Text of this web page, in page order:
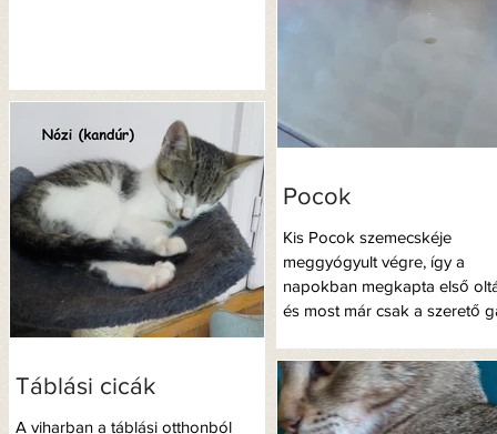
Pocok
Kis Pocok szemecskéje
meggyógyult végre, így a
napokban megkapta első
és most már csak a szerető
Táblási cicák
A viharban a táblási otthonból